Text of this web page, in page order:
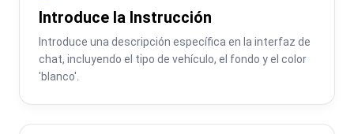
Introduce la Instrucción
Introduce una descripción específica en la interfaz de
chat, incluyendo el tipo de vehículo, el fondo y el color
'blanco'.